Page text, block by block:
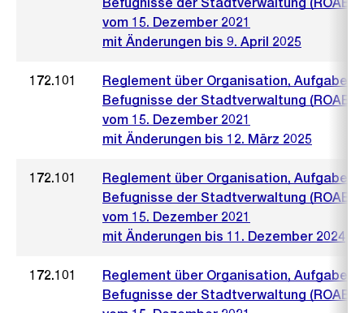
vom 15. Dezember 2021
mit Änderungen bis 9. April 2025
172.101
Reglement über Organisation, Aufgaben
Befugnisse der Stadtverwaltung (ROAB)
vom 15. Dezember 2021
mit Änderungen bis 12. März 2025
172.101
Reglement über Organisation, Aufgaben
Befugnisse der Stadtverwaltung (ROAB)
vom 15. Dezember 2021
mit Änderungen bis 11. Dezember 2024
172.101
Reglement über Organisation, Aufgaben
Befugnisse der Stadtverwaltung (ROAB)